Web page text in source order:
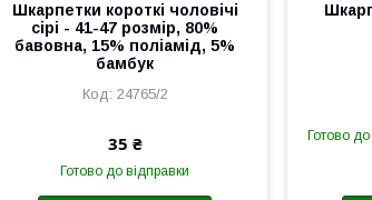
Шкарпетки короткі чоловічі
сірі - 41-47 розмір, 80%
бавовна, 15% поліамід, 5%
бамбук
24765/2
35 ₴
Готово до відправки
Готово